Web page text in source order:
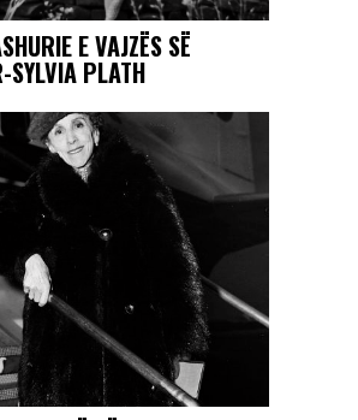
E VAJZËS SË
SYLVIA PLATH